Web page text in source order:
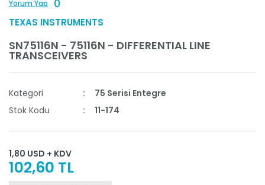
Yorum Yap 0
TEXAS INSTRUMENTS
SN75116N - 75116N - DIFFERENTIAL LINE
TRANSCEIVERS
Kategori
75 Serisi Entegre
Stok Kodu
11-174
1,80 USD + KDV
102,60 TL